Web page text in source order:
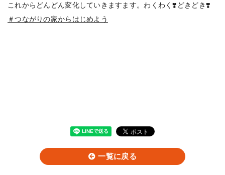
これからどんどん変化していきますます。わくわく❣️ どきどき❣️
＃つながりの家からはじめよう
一覧に戻る